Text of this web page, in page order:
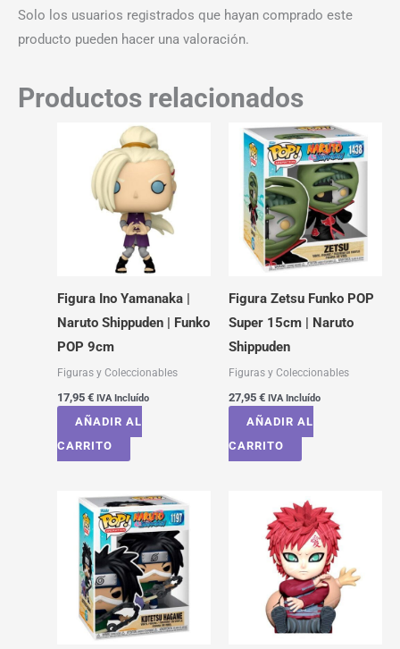
Solo los usuarios registrados que hayan comprado este
producto pueden hacer una valoración.
Productos relacionados
Figura Ino Yamanaka |
Naruto Shippuden | Funko
POP 9cm
Figuras y Coleccionables
17,95 € IVA Incluído
AÑADIR AL
CARRITO
Figura Zetsu Funko POP
Super 15cm | Naruto
Shippuden
Figuras y Coleccionables
27,95 € IVA Incluído
AÑADIR AL
CARRITO